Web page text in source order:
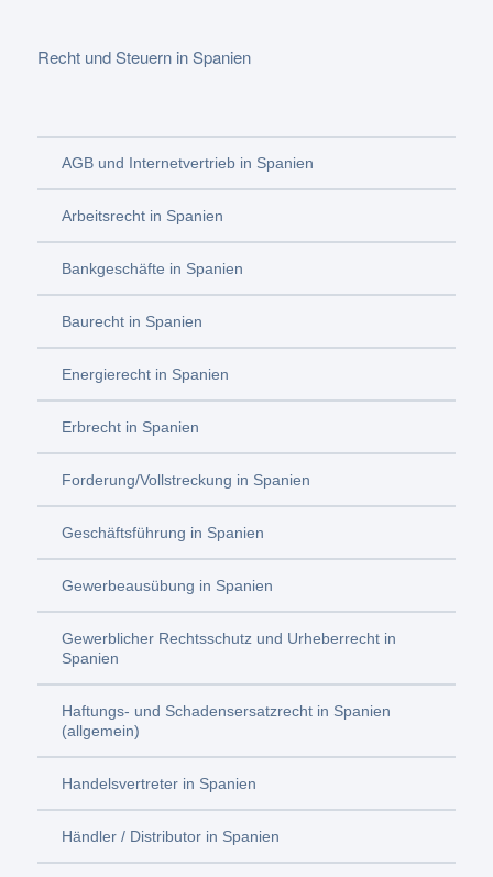
Recht und Steuern in Spanien
AGB und Internetvertrieb in Spanien
Arbeitsrecht in Spanien
Bankgeschäfte in Spanien
Baurecht in Spanien
Energierecht in Spanien
Erbrecht in Spanien
Forderung/Vollstreckung in Spanien
Geschäftsführung in Spanien
Gewerbeausübung in Spanien
Gewerblicher Rechtsschutz und Urheberrecht in
Spanien
Haftungs- und Schadensersatzrecht in Spanien
(allgemein)
Handelsvertreter in Spanien
Händler / Distributor in Spanien